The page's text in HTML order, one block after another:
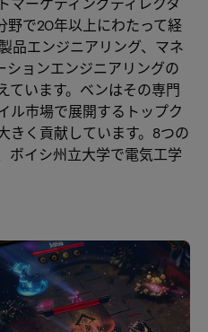
野で20年以上にわたって経
品エンジニアリング、マネ
ションエンジニアリングの
ています。ベンはその専門
ル市場で展開するトップク
きく貢献しています。8つの
ボイシ州立大学で電気工学